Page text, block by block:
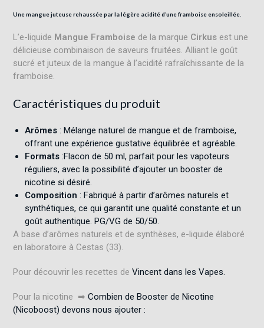
Une mangue juteuse rehaussée par la légère acidité d’une framboise ensoleillée.
L’e-liquide Mangue Framboise de la marque Cirkus est une
délicieuse combinaison de saveurs fruitées. Alliant le goût
sucré et juteux de la mangue à l’acidité rafraîchissante de la
framboise.
Caractéristiques du produit
Arômes : Mélange naturel de mangue et de framboise,
offrant une expérience gustative équilibrée et agréable.
Formats:Flacon de 50 ml, parfait pour les vapoteurs
réguliers, avec la possibilité d’ajouter un booster de
nicotine si désiré.
Composition : Fabriqué à partir d’arômes naturels et
synthétiques, ce qui garantit une qualité constante et un
goût authentique. PG/VG de 50/50.
A base d’arômes naturels et de synthèses, e-liquide élaboré
en laboratoire à Cestas (33).
Pour découvrir les recettes deVincent dans les Vapes.
Pour la nicotine ➡Combien de Booster de Nicotine
(Nicoboost) devons nous ajouter :